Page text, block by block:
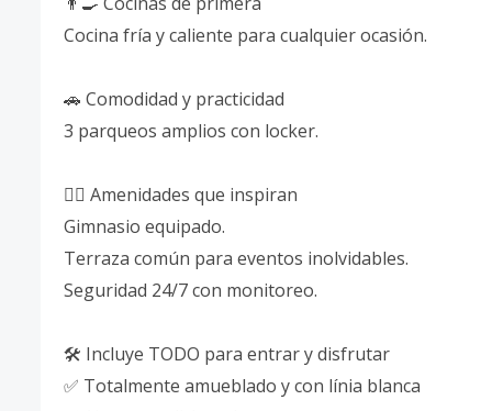
Cocina fría y caliente para cualquier ocasión.
🚗 Comodidad y practicidad
3 parqueos amplios con locker.
🏋️‍♂️ Amenidades que inspiran
Gimnasio equipado.
Terraza común para eventos inolvidables.
Seguridad 24/7 con monitoreo.
🛠 Incluye TODO para entrar y disfrutar
✅ Totalmente amueblado y con línia blanca